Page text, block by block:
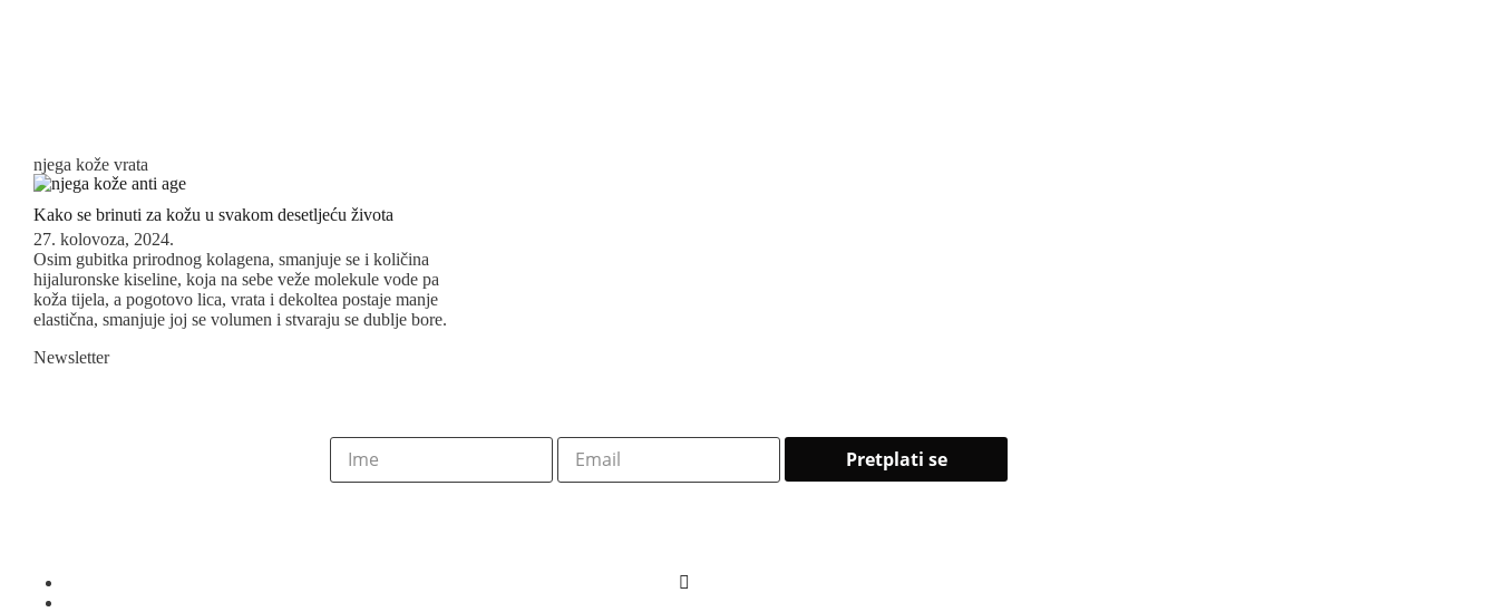
njega kože vrata
Kako se brinuti za kožu u svakom desetljeću života
27. kolovoza, 2024.
Osim gubitka prirodnog kolagena, smanjuje se i količina
hijaluronske kiseline, koja na sebe veže molekule vode pa
koža tijela, a pogotovo lica, vrata i dekoltea postaje manje
elastična, smanjuje joj se volumen i stvaraju se dublje bore.
Newsletter